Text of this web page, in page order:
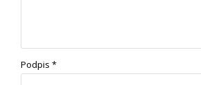
Podpis *